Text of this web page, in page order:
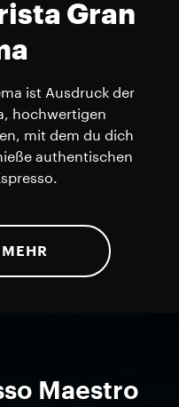
Gran
ist Ausdruck der
hochwertigen
mit dem du dich
authentischen
Maestro